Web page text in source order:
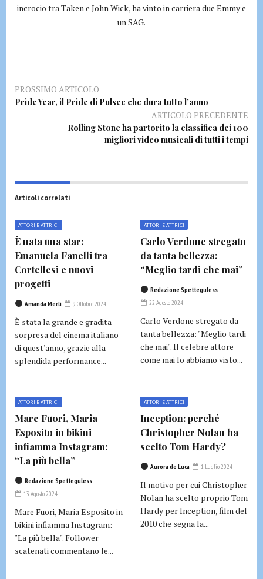
incrocio tra Taken e John Wick, ha vinto in carriera due Emmy e
un SAG.
PROSSIMO ARTICOLO
Pride Year, il Pride di Pulsee che dura tutto l’anno
ARTICOLO PRECEDENTE
Rolling Stone ha partorito la classifica dei 100
migliori video musicali di tutti i tempi
Articoli correlati
ATTORI E ATTRICI
È nata una star:
Emanuela Fanelli tra
Cortellesi e nuovi
progetti
Amanda Merli 9 Ottobre 2024
È stata la grande e gradita
sorpresa del cinema italiano
di quest'anno, grazie alla
splendida performance...
ATTORI E ATTRICI
Carlo Verdone stregato
da tanta bellezza:
“Meglio tardi che mai”
Redazione Spetteguless
22 Agosto 2024
Carlo Verdone stregato da
tanta bellezza: "Meglio tardi
che mai". Il celebre attore
come mai lo abbiamo visto...
ATTORI E ATTRICI
Mare Fuori, Maria
Esposito in bikini
infiamma Instagram:
“La più bella”
Redazione Spetteguless
13 Agosto 2024
Mare Fuori, Maria Esposito in
bikini infiamma Instagram:
"La più bella". Follower
scatenati commentano le...
ATTORI E ATTRICI
Inception: perché
Christopher Nolan ha
scelto Tom Hardy?
Aurora de Luca 1 Luglio 2024
Il motivo per cui Christopher
Nolan ha scelto proprio Tom
Hardy per Inception, film del
2010 che segna la...